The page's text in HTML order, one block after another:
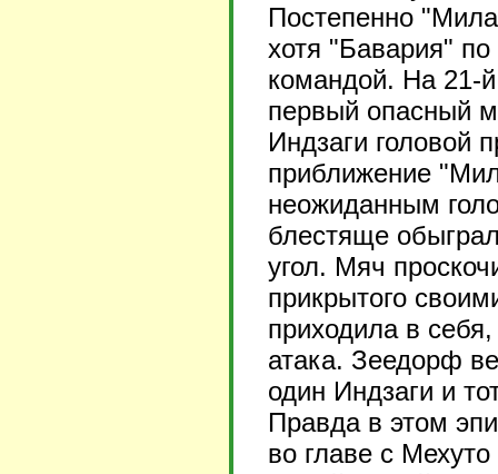
Постепенно
хотя "Бавария"
командой. На 21-
первый опасный
Индзаги головой
приближение
неожиданным
блестяще
угол. Мяч
прикрытого
приходила в
атака. Зеедорф
один Индзаги и
Правда в этом
во главе с